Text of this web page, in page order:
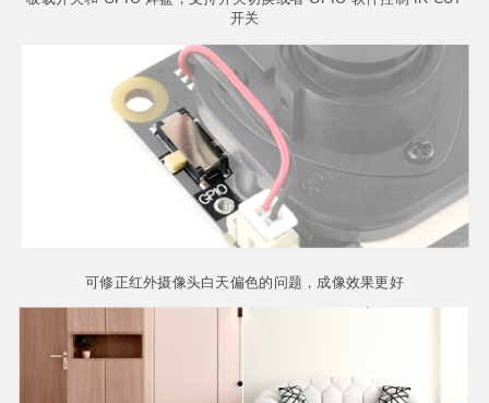
开关
可修正红外摄像头白天偏色的问题，成像效果更好